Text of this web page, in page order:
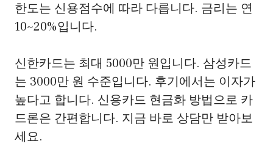
한도는 신용점수에 따라 다릅니다. 금리는 연
10~20%입니다.
신한카드는 최대 5000만 원입니다. 삼성카드
는 3000만 원 수준입니다. 후기에서는 이자가
높다고 합니다. 신용카드 현금화 방법으로 카
드론은 간편합니다. 지금 바로 상담만 받아보
세요.